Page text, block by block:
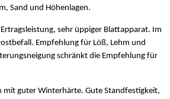
Sand und Höhenlagen.
sehr üppiger Blattapparat. Im
Empfehlung für Löß, Lehm und
schränkt die Empfehlung für
mit guter Winterhärte. Gute Standfestigkeit,